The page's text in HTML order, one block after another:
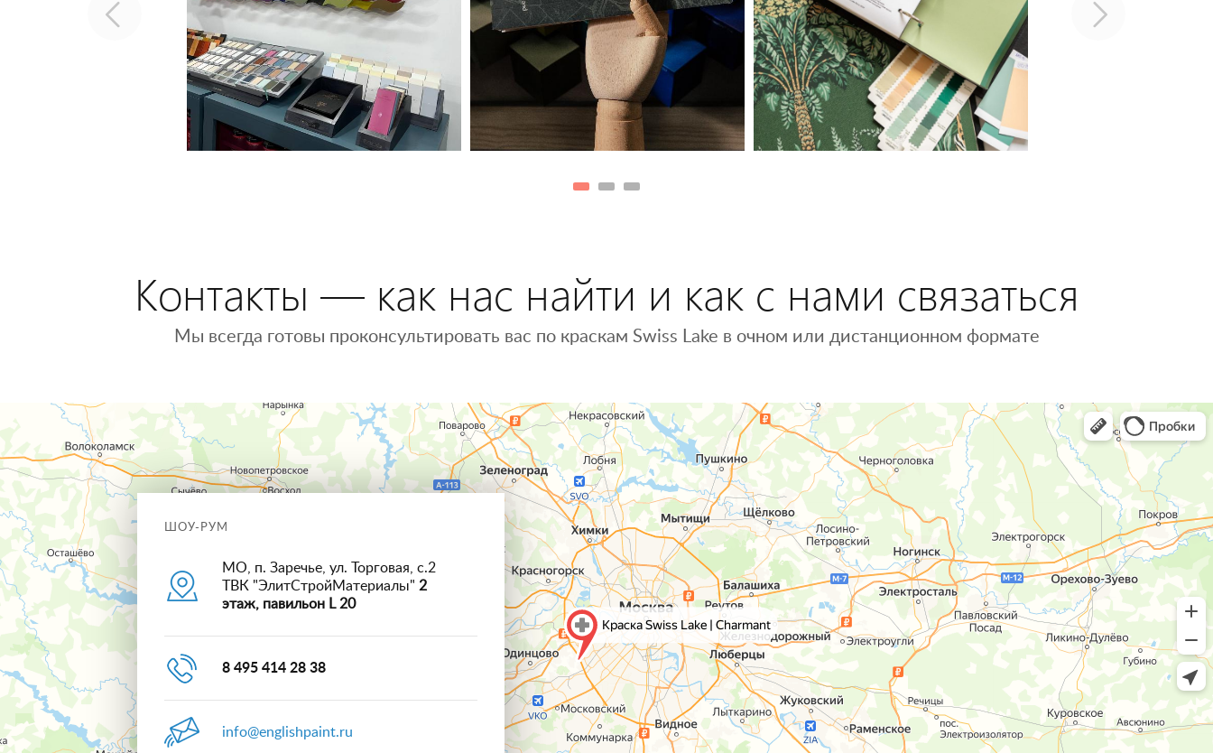
Контакты — как нас найти и как с нами связаться
Мы всегда готовы проконсультировать вас по краскам Swiss Lake в очном или дистанционном формате
ШОУ-РУМ
МО, п. Заречье, ул. Торговая, с.2
ТВК "ЭлитСтройМатериалы" 2
этаж, павильон L 20
8 495 414 28 38
info@englishpaint.ru